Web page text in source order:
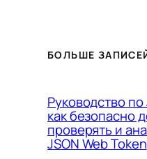
БОЛЬШЕ
Руководство
как безопасно
проверять и
JSON Web Token